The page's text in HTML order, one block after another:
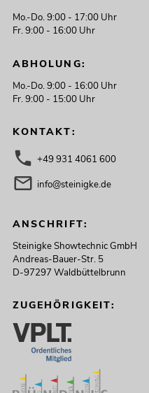
Mo.-Do. 9:00 - 17:00 Uhr
Fr. 9:00 - 16:00 Uhr
ABHOLUNG:
Mo.-Do. 9:00 - 16:00 Uhr
Fr. 9:00 - 15:00 Uhr
KONTAKT:
+49 931 4061 600
info@steinigke.de
ANSCHRIFT:
Steinigke Showtechnic GmbH
Andreas-Bauer-Str. 5
D-97297 Waldbüttelbrunn
ZUGEHÖRIGKEIT: